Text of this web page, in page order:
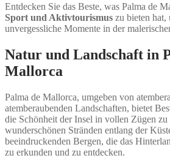
Entdecken Sie das Beste, was Palma de
Sport und Aktivtourismus zu bieten hat,
unvergessliche Momente in der
Natur und Landschaft in
Mallorca
Palma de Mallorca, umgeben von
atemberaubenden Landschaften, bietet
die Schönheit der Insel in vollen Zügen zu
wunderschönen Stränden entlang der
beeindruckenden Bergen, die das
zu erkunden und zu entdecken.